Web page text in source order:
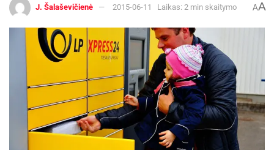
J. Šalaševičienė 2015-06-11 Laikas: 2 min skaitymo AA